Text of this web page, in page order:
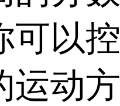
可以
运动方